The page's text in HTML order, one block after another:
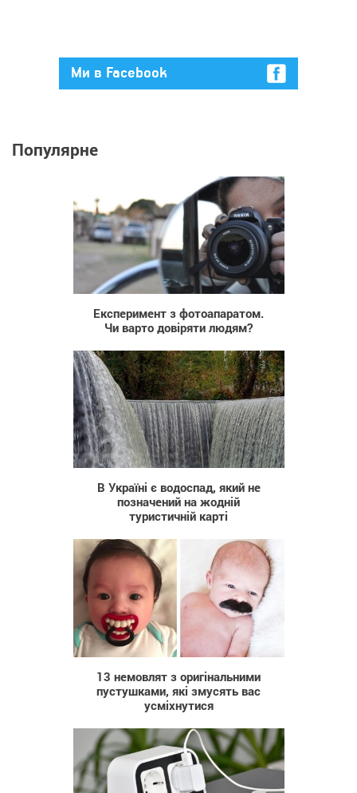
Ми в Facebook
Популярне
1 160
Експеримент з фотоапаратом.
Чи варто довіряти людям?
33 865
В Україні є водоспад, який не
позначений на жодній
туристичній карті
1 814
13 немовлят з оригінальними
пустушками, які змусять вас
усміхнутися